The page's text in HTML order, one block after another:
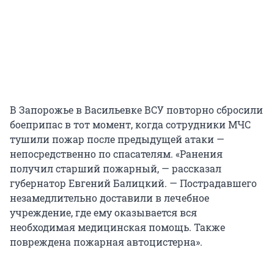
В Запорожье в Васильевке ВСУ повторно сбросили
боеприпас в тот момент, когда сотрудники МЧС
тушили пожар после предыдущей атаки —
непосредственно по спасателям. «Ранения
получил старший пожарный, — рассказал
губернатор Евгений Балицкий. — Пострадавшего
незамедлительно доставили в лечебное
учреждение, где ему оказывается вся
необходимая медицинская помощь. Также
повреждена пожарная автоцистерна».